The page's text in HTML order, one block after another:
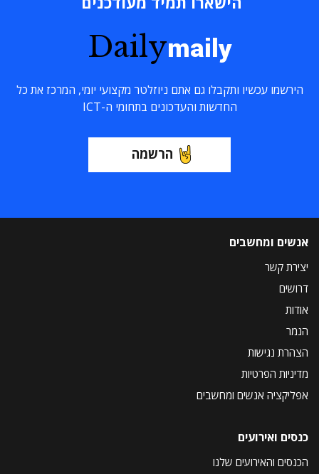
Dailymaily
הירשמו עכשיו ותקבלו גם אתם ניוזלטר מקצועי יומי, המרכז את כל
החדשות והעדכונים בתחומי ה-ICT
הרשמה
אנשים ומחשבים
יצירת קשר
דרושים
אודות
הנמר
הצהרת נגישות
מדיניות הפרטיות
אפליקציה אנשים ומחשבים
כנסים ואירועים
הכנסים והאירועים שלנו